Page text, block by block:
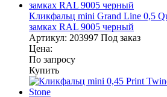
Кликфальц mini Grand Line 0,5
замках RAL 9005 черный
Артикул: 203997 Под заказ
Цена:
По запросу
Купить